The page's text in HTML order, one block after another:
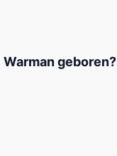
geboren?